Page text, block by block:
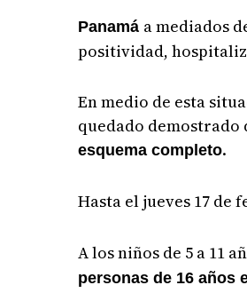
Panamá a mediados
positividad,
En medio de esta
quedado demostrado
esquema completo.
Hasta el jueves 17 de
A los niños de 5 a 11
personas de 16 años